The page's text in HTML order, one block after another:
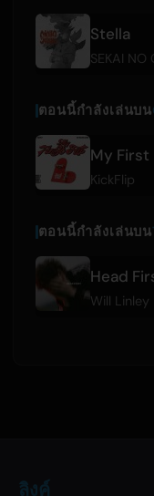
Stella
SEKAI NO
ตอนนี้กำลังเล่นบน
My First
KickFlip
ตอนนี้กำลังเล่นบน
Head
Will Linley
ลิงค์